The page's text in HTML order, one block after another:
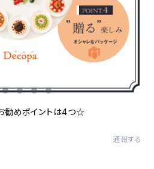
勧めポイントは4つ☆
通報する